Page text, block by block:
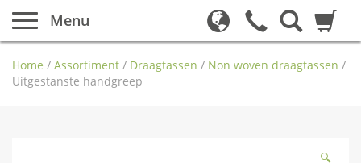
Menu
Home / Assortiment / Draagtassen / Non woven draagtassen /
Uitgestanste handgreep
🔍